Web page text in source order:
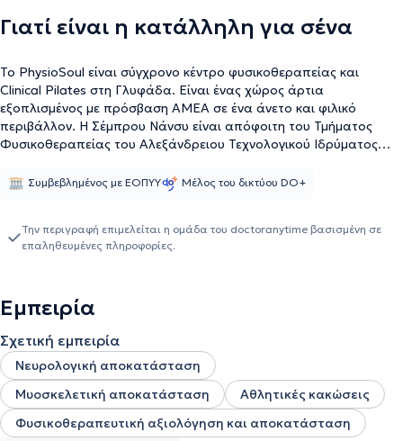
Γιατί είναι η κατάλληλη για σένα
Το PhysioSoul είναι σύγχρονο κέντρο φυσικοθεραπείας και
Clinical Pilates στη Γλυφάδα. Είναι ένας χώρος άρτια
εξοπλισμένος με πρόσβαση ΑΜΕΑ σε ένα άνετο και φιλικό
περιβάλλον. Η Σέμπρου Νάνσυ είναι απόφοιτη του Τμήματος
Φυσικοθεραπείας του Αλεξάνδρειου Τεχνολογικού Ιδρύματος
Therapy. Παρέχει όλη την απαραίτητη εκπαίδευση στις πιο
πρόγραμμα είναι εξατομικευμένο για τον εκάστοτε ασθενή. Στο
κέντρο παρέχονται ακόμα οι υπηρεσίες Personal Training,
Συμβεβλημένος με ΕΟΠΥΥ Μέλος του δικτύου DO+
Την περιγραφή επιμελείται η ομάδα του doctoranytime βασισμένη σε
επαληθευμένες πληροφορίες.
Εμπειρία
Σχετική εμπειρία
Νευρολογική αποκατάσταση
Μυοσκελετική αποκατάσταση
Αθλητικές κακώσεις
Φυσικοθεραπευτική αξιολόγηση και αποκατάσταση